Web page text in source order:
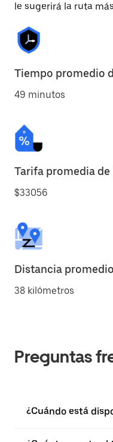
le sugerirá la ruta
Tiempo promedio
49 minutos
Tarifa promedia de
$33056
Distancia
38 kilómetros
Preguntas
¿Cuándo está